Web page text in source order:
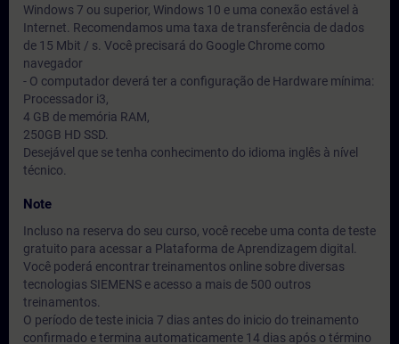
Windows 7 ou superior, Windows 10 e uma conexão estável à
Internet. Recomendamos uma taxa de transferência de dados
de 15 Mbit / s. Você precisará do Google Chrome como
navegador
- O computador deverá ter a configuração de Hardware mínima:
Processador i3,
4 GB de memória RAM,
250GB HD SSD.
Desejável que se tenha conhecimento do idioma inglês à nível
técnico.
Note
Incluso na reserva do seu curso, você recebe uma conta de teste
gratuito para acessar a Plataforma de Aprendizagem digital.
Você poderá encontrar treinamentos online sobre diversas
tecnologias SIEMENS e acesso a mais de 500 outros
treinamentos.
O período de teste inicia 7 dias antes do inicio do treinamento
confirmado e termina automaticamente 14 dias após o término